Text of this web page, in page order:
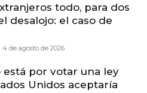
todo, para dos
desalojo: el caso de
4 de agosto de 2026
está por votar una ley
Unidos aceptaría